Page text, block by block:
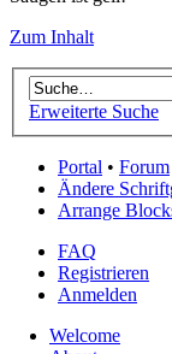
Zum Inhalt
Erweiterte Suche
Portal • Forum
Ändere
Arrange
FAQ
Registrieren
Anmelden
Welcome